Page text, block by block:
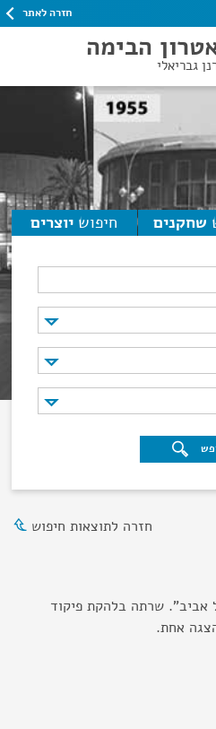
חזרה לאתר
הבימה
גבריאלי
שחקנים חיפוש יוצרים
חזרה לתוצאות חיפוש
אביב". שרתה בלהקת פיקוד
אחת.